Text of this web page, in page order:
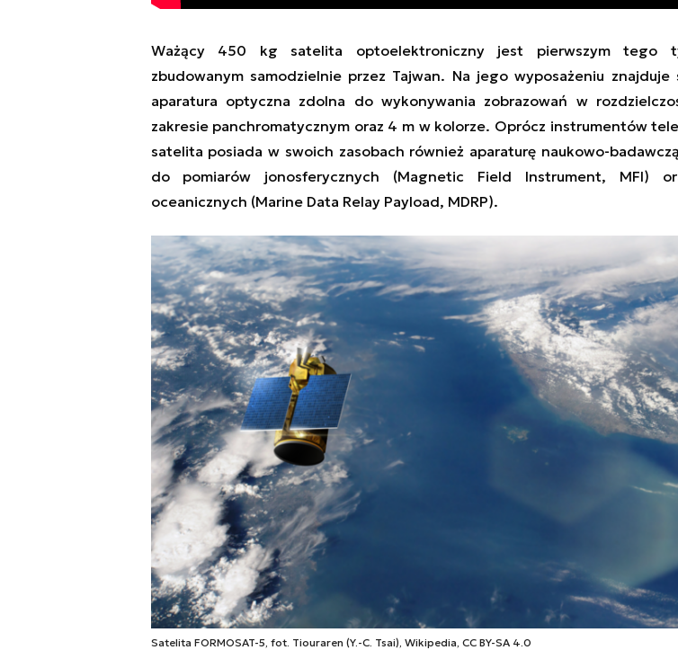
Ważący 450 kg satelita optoelektroniczny jest pierwszym tego
zbudowanym samodzielnie przez Tajwan. Na jego wyposażeniu znajduje
aparatura optyczna zdolna do wykonywania zobrazowań w
zakresie panchromatycznym oraz 4 m w kolorze. Oprócz instrumentów
satelita posiada w swoich zasobach również aparaturę naukowo-
do pomiarów jonosferycznych (Magnetic Field Instrument, MFI)
oceanicznych (Marine Data Relay Payload, MDRP).
Satelita FORMOSAT-5, fot. Tiouraren (Y.-C. Tsai), Wikipedia, CC BY-SA 4.0